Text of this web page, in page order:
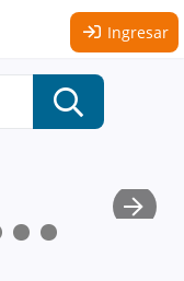
Ingresar